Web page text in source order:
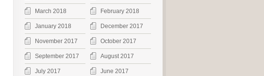
March 2018 February 2018
January 2018 December 2017
November 2017 October 2017
September 2017 August 2017
July 2017 June 2017